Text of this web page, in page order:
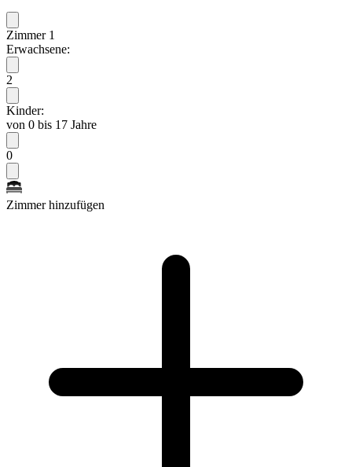
Zimmer 1
Erwachsene:
2
Kinder:
von 0 bis 17 Jahre
0
Zimmer hinzufügen